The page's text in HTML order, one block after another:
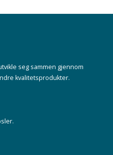
seg sammen gjennom
kvalitetsprodukter.
.